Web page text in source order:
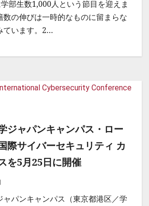
部生数1,000人という節目を迎えま
数の伸びは一時的なものに留まらな
ています。2…
ジャパンキャンパス・ロー
際サイバーセキュリティ カ
を5月25日に開催
ャパンキャンパス（東京都港区／学